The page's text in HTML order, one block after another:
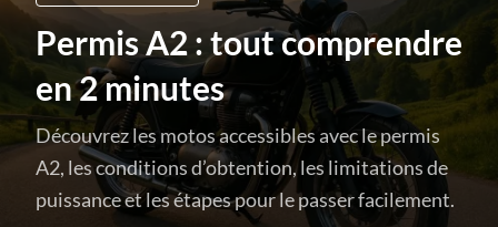
Permis A2 : tout comprendre
en 2 minutes
Découvrez les motos accessibles avec le permis
A2, les conditions d’obtention, les limitations de
puissance et les étapes pour le passer facilement.